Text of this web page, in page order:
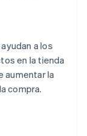
a los
en la tienda
aumentar la
compra.